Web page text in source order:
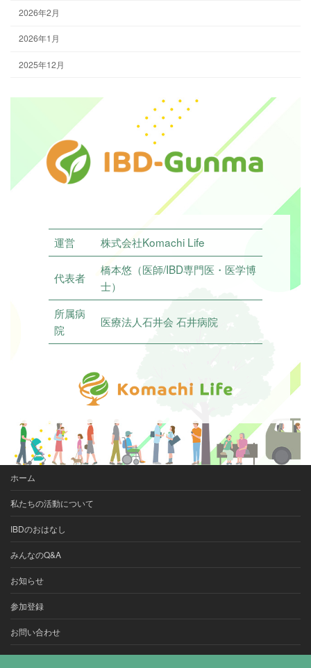
2026年2月
2026年1月
2025年12月
運営 株式会社Komachi Life
代表者
橋本悠（医師/IBD専門医・医学博
士）
所属病
院
医療法人石井会 石井病院
ホーム
私たちの活動について
IBDのおはなし
みんなのQ&A
お知らせ
参加登録
お問い合わせ